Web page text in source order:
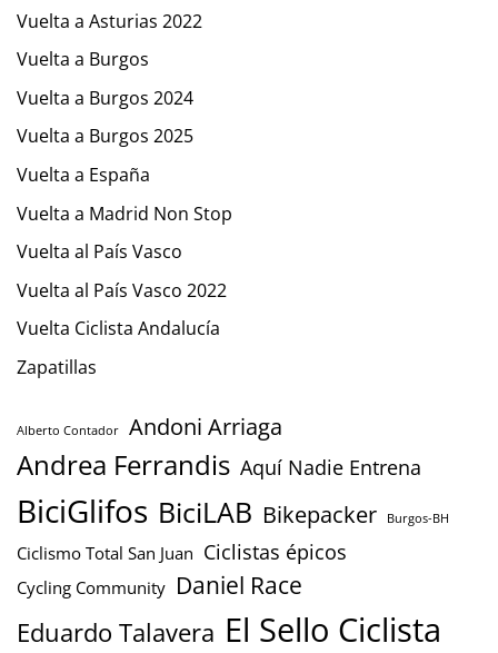
Vuelta a Asturias 2022
Vuelta a Burgos
Vuelta a Burgos 2024
Vuelta a Burgos 2025
Vuelta a España
Vuelta a Madrid Non Stop
Vuelta al País Vasco
Vuelta al País Vasco 2022
Vuelta Ciclista Andalucía
Zapatillas
Alberto Contador Andoni Arriaga
Andrea Ferrandis Aquí Nadie Entrena
BiciGlifos BiciLAB Bikepacker Burgos-BH
Ciclismo Total San Juan Ciclistas épicos
Cycling Community Daniel Race
Eduardo Talavera El Sello Ciclista